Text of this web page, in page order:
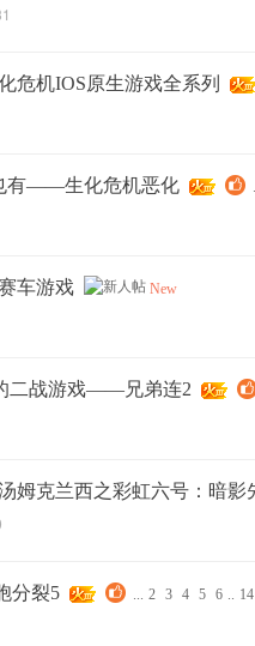
危机IOS原生游戏全系列
有——生化危机恶化
车游戏 New
二战游戏——兄弟连2
姆克兰西之彩虹六号：暗影
分裂5 ... 2 3 4 5 6 .. 14